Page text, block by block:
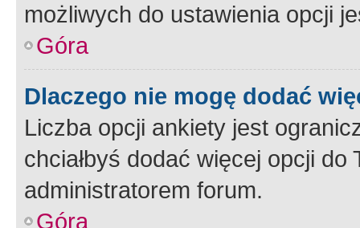
możliwych do ustawienia opcji
Góra
Dlaczego nie mogę dodać
Liczba opcji ankiety jest
chciałbyś dodać więcej opcji
administratorem forum.
Góra